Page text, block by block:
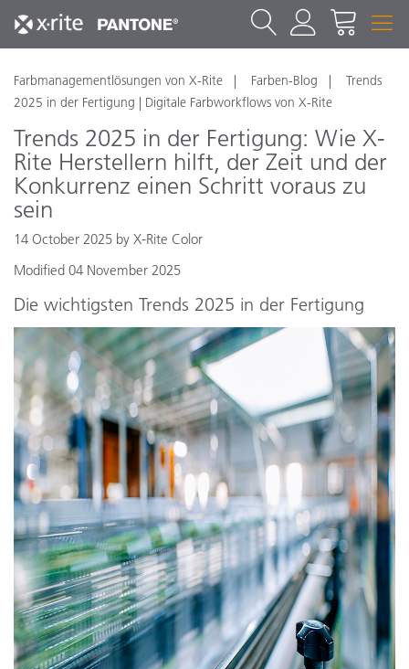
Farbmanagementlösungen von X-Rite Farben-Blog
Trends
2025 in der Fertigung | Digitale Farbworkflows von X-Rite
Trends 2025 in der Fertigung: Wie X-
Rite Herstellern hilft, der Zeit und der
Konkurrenz einen Schritt voraus zu
sein
14 October 2025 by X-Rite Color
Modified 04 November 2025
Die wichtigsten Trends 2025 in der Fertigung